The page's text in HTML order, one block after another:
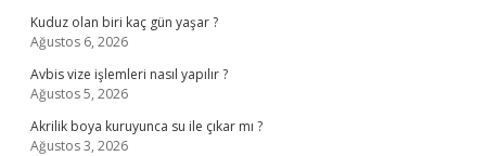
Kuduz olan biri kaç gün yaşar ?
Ağustos 6, 2026
Avbis vize işlemleri nasıl yapılır ?
Ağustos 5, 2026
Akrilik boya kuruyunca su ile çıkar mı ?
Ağustos 3, 2026